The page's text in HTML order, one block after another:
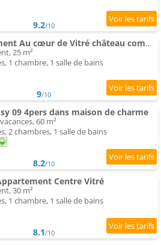
9.2/10
Appartement Au cœur de Vitré château commerces gare
25 m²
1 chambre, 1 salle de bains
9/10
09 4pers dans maison de charme
60 m²
2 chambres, 1 salle de bains
8.2/10
Centre Vitré
30 m²
1 chambre, 1 salle de bains
8.1/10